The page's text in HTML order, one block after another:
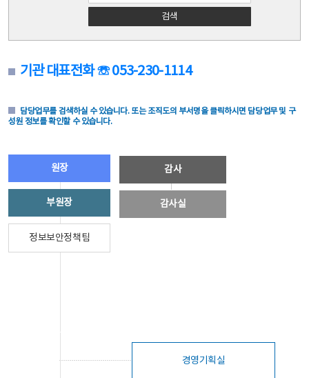
검색
기관 대표전화 ☏ 053-230-1114
담당업무를 검색하실 수 있습니다. 또는 조직도의 부서명을 클릭하시면 담당업무 및 구
성원 정보를 확인할 수 있습니다.
원장
부원장
정보보안정책팀
감사
감사실
경영기획실